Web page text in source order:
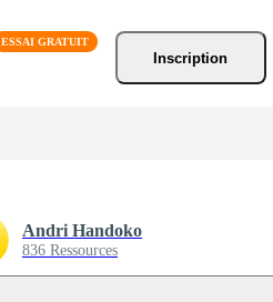
Inscription
Andri Handoko
836 Ressources